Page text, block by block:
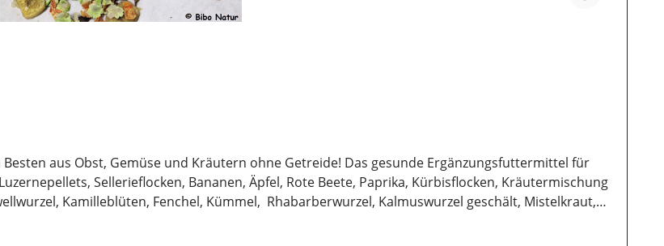
aus Obst, Gemüse und Kräutern ohne Getreide! Das gesunde Ergänzungsfuttermittel für
Sellerieflocken, Bananen, Äpfel, Rote Beete, Paprika, Kürbisflocken, Kräutermischung
Kamilleblüten, Fenchel, Kümmel, Rhabarberwurzel, Kalmuswurzel geschält, Mistelkraut,
Protein; 8,90% Rohfaser; 1,50% Fettgehalt; 3,20% Rohasche